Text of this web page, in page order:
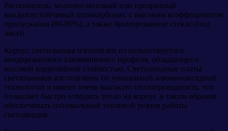
Рассеиватель: молочно-матовый или прозрачный
вандалоустойчивый поликарбонат, с высоким коэффициентом
пропускания (80-90%), а также бронированное стекло (под
заказ).
Корпус светильника изготовлен из цельнотянутого
анодированного алюминиевого профиля, обладающего
высокой коррозийной стойкостью. Светодиодные платы
светильников изготовлены по уникальной алюминоксидной
технологии и имеют очень высокую теплопроводность, что
позволяет быстро отводить тепло на корпус и таким образом
обеспечивать оптимальный тепловой режим работы
светодиодов.